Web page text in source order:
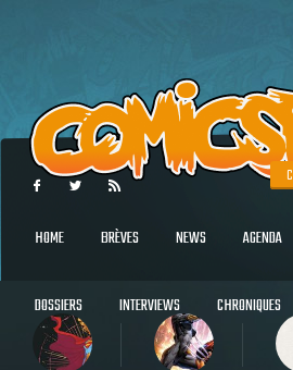
HOME BRÈVES NEWS AGENDA
DOSSIERS INTERVIEWS CHRONIQUES